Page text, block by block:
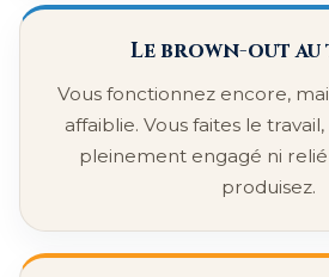
Le brown-out
Vous fonctionnez encore,
affaiblie. Vous faites le
pleinement engagé ni
produisez.